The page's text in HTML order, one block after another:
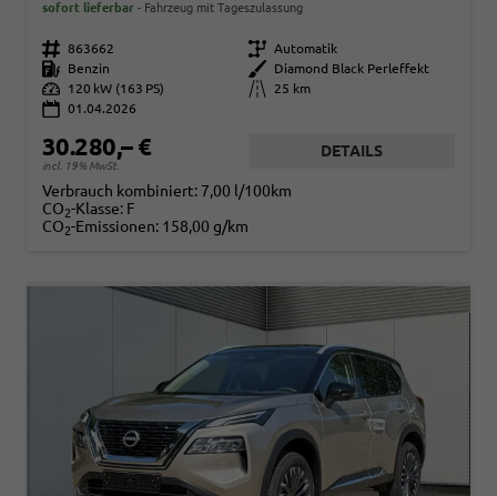
sofort lieferbar Fahrzeug mit Tageszulassung
Fahrzeugnr. 863662 Getriebe Automatik
Kraftstoff
Benzin Außenfarbe
Diamond Black Perleffekt
Leistung
120 kW (163 PS) Kilometerstand
25 km
01.04.2026
30.280,– €
incl. 19% MwSt.
DETAILS
Verbrauch kombiniert: 7,00 l/100km
CO2-Klasse: F
CO2-Emissionen: 158,00 g/km